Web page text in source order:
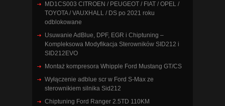
MD1CS003 CITROEN / PEUGEOT / FIAT / OPEL /
TOYOTA / VAUXHALL / DS po 2021 roku
odblokowane
Usuwanie AdBlue, DPF, EGR i Chiptuning –
Kompleksowa Modyfikacja Sterowników SID212 i
SID212EVO
Montaż kompresora Whipple Ford Mustang GT/CS
Wyłączenie adblue scr w Ford S-Max ze
sterownikiem silnika Sid212
Chiptuning Ford Ranger 2.5TD 110KM